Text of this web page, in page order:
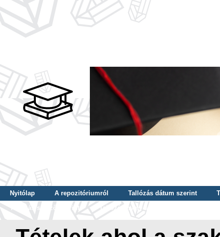
Nyitólap A repozitóriumról Tallózás dátum szerint
Tallózás szerző szerint
Tallózás nyelv szerint